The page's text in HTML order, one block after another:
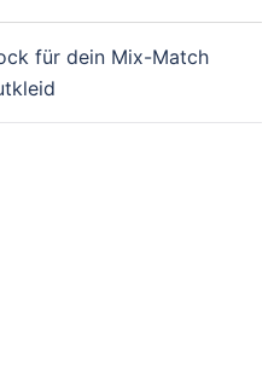
für dein Mix-Match